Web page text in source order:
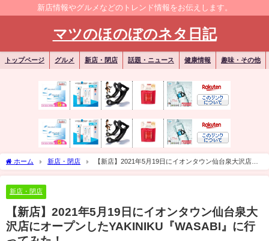
新店情報やグルメなどのトレンド情報をお伝えします。
マツのほのぼのネタ日記
トップページ グルメ 新店・閉店 話題・ニュース 健康情報 趣味・その他
ホーム 新店・閉店
【新店】2021年5月19日にイオンタウン仙台泉大沢店に
オープンしたYAKINIKU『WASABI』に行ってみた！
新店・閉店
【新店】2021年5月19日にイオンタウン仙台泉大
沢店にオープンしたYAKINIKU『WASABI』に行